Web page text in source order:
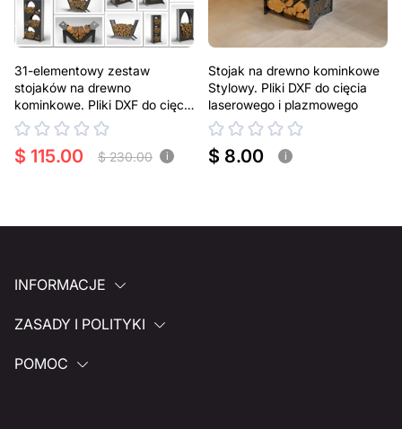
31-elementowy zestaw
stojaków na drewno
kominkowe. Pliki DXF do cięcia
laserowego i plazmowego
$ 115.00 $ 230.00 i
Stojak na drewno kominkowe
Stylowy. Pliki DXF do cięcia
laserowego i plazmowego
$ 8.00 i
INFORMACJE
ZASADY I POLITYKI
POMOC